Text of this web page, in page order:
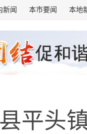
新闻 本市要闻 本地
平头